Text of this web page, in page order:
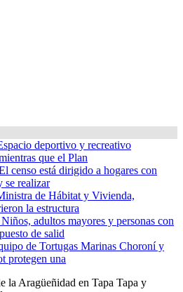
deportivo y recreativo
que el Plan
censo está dirigido a hogares con
se realizar
de Hábitat y Vivienda,
la estructura
Niños, adultos mayores y personas con
de salid
de Tortugas Marinas Choroní y
protegen una